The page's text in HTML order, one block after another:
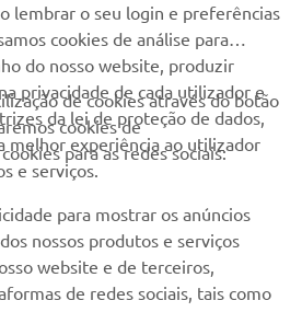
lembrar o seu login e preferências
cookies de análise para
do nosso website, produzir
privacidade de cada utilizador e
da lei de proteção de dados,
melhor experiência ao utilizador
e serviços.
de cookies através do botão
cookies de
para as redes sociais:
para mostrar os anúncios
nossos produtos e serviços
website e de terceiros,
de redes sociais, tais como